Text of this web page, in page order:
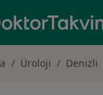
Üroloji Denizli